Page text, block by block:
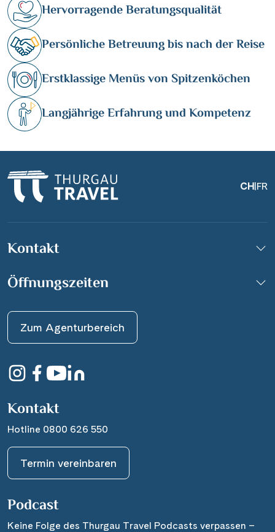
Hervorragende Beratungsqualität
Persönliche Betreuung bis nach der Reise
Erstklassige Menüs von Spitzenköchen
Langjährige Erfahrung und Kompetenz
CH|FR
Kontakt
Öffnungszeiten
Zum Agenturbereich
Kontakt
Hotline 0800 626 550
Termin vereinbaren
Podcast
Keine Folge des Thurgau Travel Podcasts verpassen –